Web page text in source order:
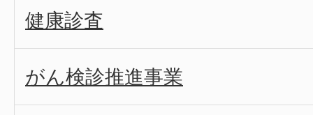
健康診査
がん検診推進事業